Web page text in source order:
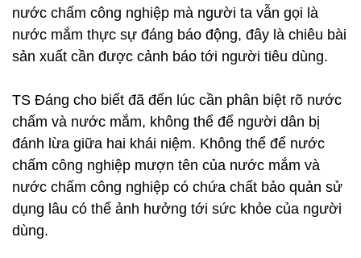
nước chấm công nghiệp mà người ta vẫn gọi là
nước mắm thực sự đáng báo động, đây là chiêu bài
sản xuất cần được cảnh báo tới người tiêu dùng.
TS Đáng cho biết đã đến lúc cần phân biệt rõ nước
chấm và nước mắm, không thể để người dân bị
đánh lừa giữa hai khái niệm. Không thể để nước
chấm công nghiệp mượn tên của nước mắm và
nước chấm công nghiệp có chứa chất bảo quản sử
dụng lâu có thể ảnh hưởng tới sức khỏe của người
dùng.